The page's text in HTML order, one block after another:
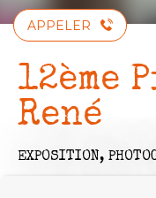
APPELER
12ème
René
EXPOSITION,